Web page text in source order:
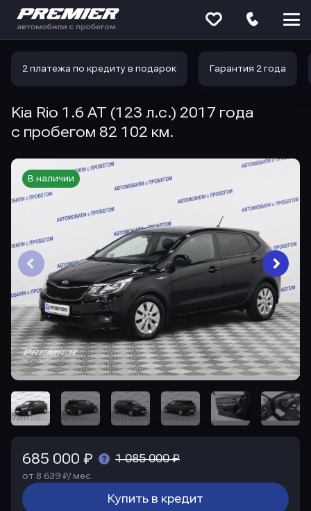
2 платежа по кредиту в подарок Гарантия 2 года
Kia Rio 1.6 AT (123 л.с.) 2017 года
с пробегом 82 102 км.
В наличии
685 000 ₽ 1 085 000 ₽
от 8 639 ₽/ мес.
Купить в кредит